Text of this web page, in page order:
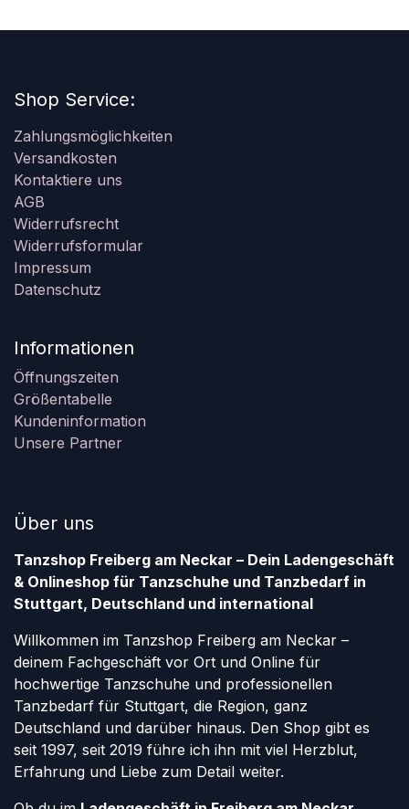
Shop Service:
Zahlungsmöglichkeiten
Versandkosten
Kontaktiere uns
AGB
Widerrufsrecht
Widerrufsformular
Impressum
Datenschutz
Informationen
Öffnungszeiten
Größentabelle
Kundeninformation
Unsere Partner
Über uns
Tanzshop Freiberg am Neckar – Dein Ladengeschäft
& Onlineshop für Tanzschuhe und Tanzbedarf in
Stuttgart, Deutschland und international
Willkommen im Tanzshop Freiberg am Neckar –
deinem Fachgeschäft vor Ort und Online für
hochwertige Tanzschuhe und professionellen
Tanzbedarf für Stuttgart, die Region, ganz
Deutschland und darüber hinaus. Den Shop gibt es
seit 1997, seit 2019 führe ich ihn mit viel Herzblut,
Erfahrung und Liebe zum Detail weiter.